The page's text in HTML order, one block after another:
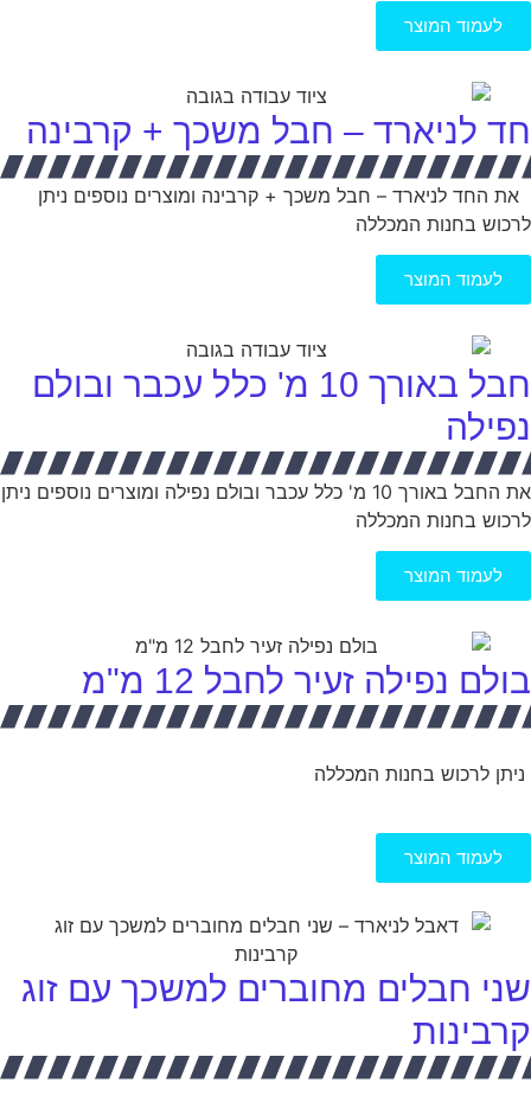
לעמוד המוצר
חד לניארד – חבל משכך + קרבינה
את החד לניארד – חבל משכך + קרבינה ומוצרים נוספים ניתן
לרכוש בחנות המכללה
לעמוד המוצר
חבל באורך 10 מ' כלל עכבר ובולם
נפילה
את החבל באורך 10 מ' כלל עכבר ובולם נפילה ומוצרים נוספים ניתן
לרכוש בחנות המכללה
לעמוד המוצר
בולם נפילה זעיר לחבל 12 מ"מ
ניתן לרכוש בחנות המכללה
לעמוד המוצר
שני חבלים מחוברים למשכך עם זוג
קרבינות